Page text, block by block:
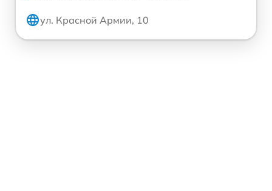
ул. Красной Армии, 10